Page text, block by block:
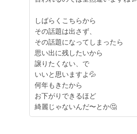
しばらくこちらから
その話題は出さず、
その話題になってしまったら
思い出に残したいから
譲りたくない、で
いいと思いますよ💦
何年もきたから
お下がりできるほど
綺麗じゃないんだ〜とか🤔